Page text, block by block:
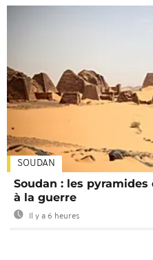
SOUDAN
Soudan : les
à la guerre
Il y a 6 heures